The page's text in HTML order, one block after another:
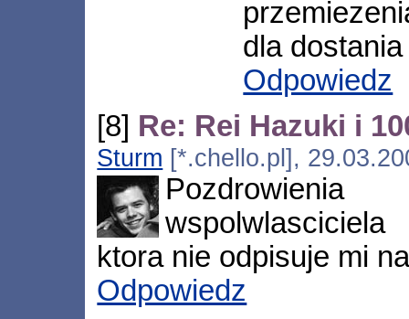
dla
Odpowiedz
[8] Re: Rei Hazuki i
Sturm [*.chello.pl],
ktora nie odpisuje mi
Odpowiedz